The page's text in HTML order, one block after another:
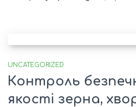
UNCATEGORIZED
Контроль
якості зерна,